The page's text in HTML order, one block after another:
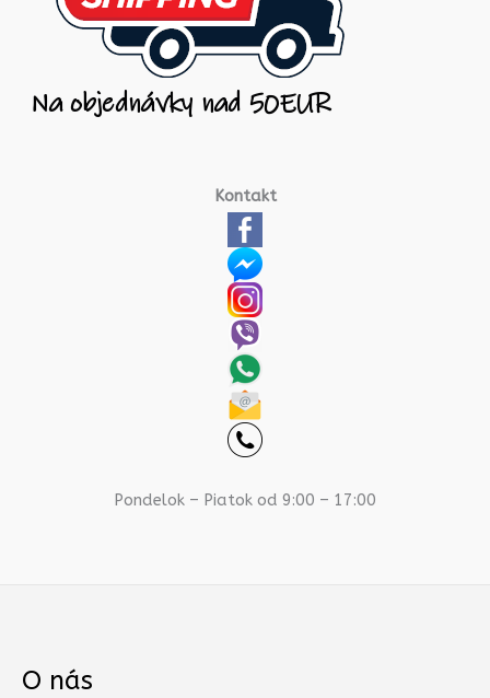
Kontakt
Pondelok – Piatok od 9:00 – 17:00
O nás